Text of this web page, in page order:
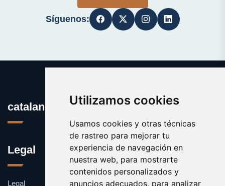
Utilizamos cookies
Usamos cookies y otras técnicas
de rastreo para mejorar tu
experiencia de navegación en
nuestra web, para mostrarte
contenidos personalizados y
anuncios adecuados, para analizar
Síguenos:
catalanes.org
Legal
Legal